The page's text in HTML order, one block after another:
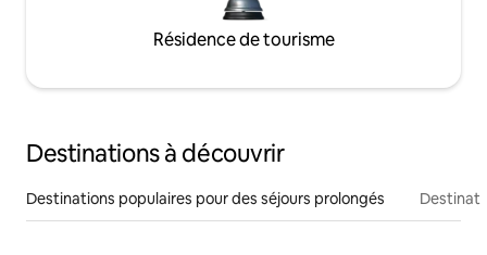
Résidence de tourisme
Destinations à découvrir
Destinations populaires pour des séjours prolongés